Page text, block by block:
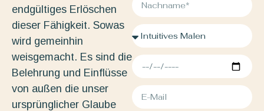
endgültiges Erlöschen
dieser Fähigkeit. Sowas
wird gemeinhin
weisgemacht. Es sind die
Belehrung und Einflüsse
von außen die unser
ursprünglicher Glaube